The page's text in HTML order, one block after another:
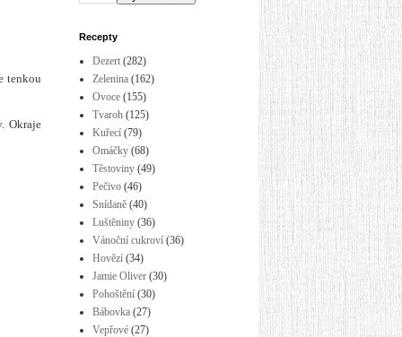
tenkou
Okraje
Recepty
Dezert (282)
Zelenina (162)
Ovoce (155)
Tvaroh (125)
Kuřecí (79)
Omáčky (68)
Těstoviny (49)
Pečivo (46)
Snídaně (40)
Luštěniny (36)
Vánoční cukroví (36)
Hovězí (34)
Jamie Oliver (30)
Pohoštění (30)
Bábovka (27)
Vepřové (27)